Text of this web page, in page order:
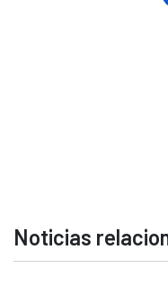
Noticias